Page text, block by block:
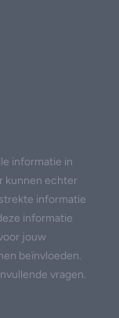
informatie in
kunnen echter
informatie
informatie
jouw
beïnvloeden.
vragen.